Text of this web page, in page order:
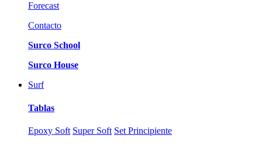
Forecast
Contacto
Surco School
Surco House
Surf
Tablas
Epoxy Soft Super Soft Set Principiente